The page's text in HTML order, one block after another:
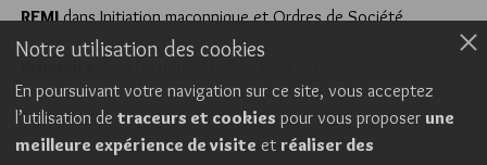
REMIdansInitiation maçonnique et Ordres de Société
Cookies Politique de confidentialité
Notre utilisation des cookies
En poursuivant votre navigation sur ce site, vous acceptez
l’utilisation de traceurs et cookies pour vous proposer une
meilleure expérience de visite et réaliser des